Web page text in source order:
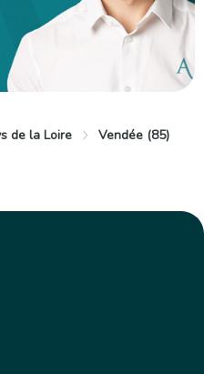
de la Loire
Vendée (85)